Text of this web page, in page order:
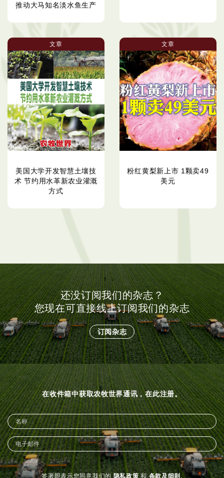
推动大马知名淡水鱼生产
文章
美国大学开发智慧土壤技
术 节约用水革新农业灌溉
方式
文章
粉红黄梨新上市 1颗卖49
美元
还没订阅我们的杂志？
您现在可直接线上订阅我们的杂志
订阅杂志
在收件箱中获取农牧世界通讯，在此注册。
签署即表示您同意我们的隐私政策 和条款及细则 .